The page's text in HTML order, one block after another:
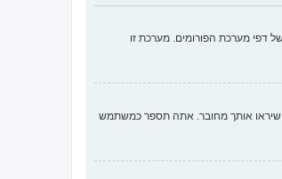
דפי מערכת הפורומים. מערכת זו
שיראו אותך מחובר. אתה תספר כמשתמש